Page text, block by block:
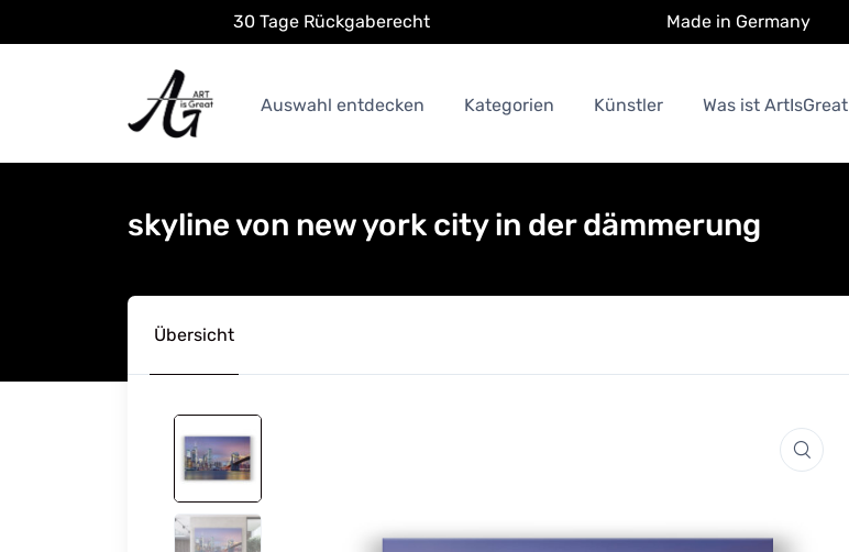
30 Tage Rückgaberecht Made in Germany
Auswahl entdecken Kategorien Künstler Was ist ArtIsGreat
skyline von new york city in der dämmerung
Übersicht